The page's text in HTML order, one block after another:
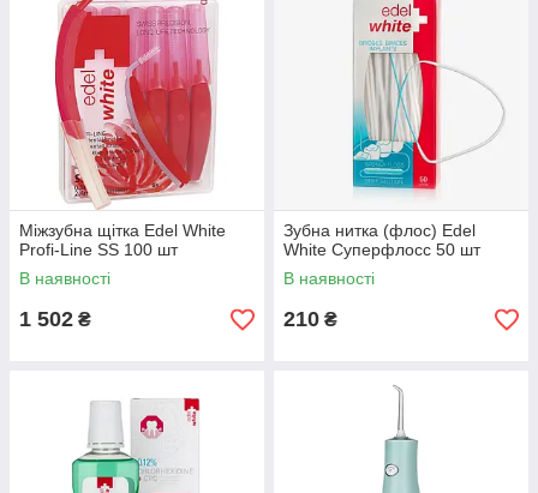
Міжзубна щітка Edel White
Profi-Line SS 100 шт
В наявності
1 502 ₴
Зубна нитка (флос) Edel
White Суперфлосс 50 шт
В наявності
210 ₴